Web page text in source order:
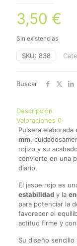
3,50 €
Sin existencias
SKU: 838
Buscar
Descripción
Valoraciones 0
Pulsera elaborada
mm,
rojizo y su
convierte en una
diario.
El jaspe rojo es
estabilidady la
para potenciar la
favorecer el
actitud firme y
Su diseño